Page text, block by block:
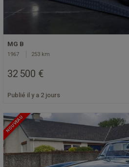
MG B
1967 253 km
32 500 €
Publié il y a 2 jours
NOUVEAU